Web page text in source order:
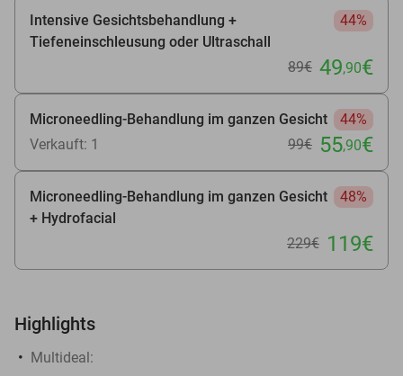
Intensive Gesichtsbehandlung +
Tiefeneinschleusung oder Ultraschall
44%
89€ 49,90€
Microneedling-Behandlung im ganzen Gesicht
44%
Verkauft: 1
99€ 55,90€
Microneedling-Behandlung im ganzen Gesicht
+ Hydrofacial
48%
229€ 119€
Highlights
Multideal: